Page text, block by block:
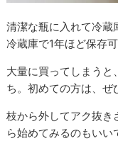
清潔な瓶に入れて冷蔵
冷蔵庫で1年ほど保存可
大量に買ってしまう
ち。初めての方は、ぜ
枝から外してアク抜き
ら始めてみるのもいい